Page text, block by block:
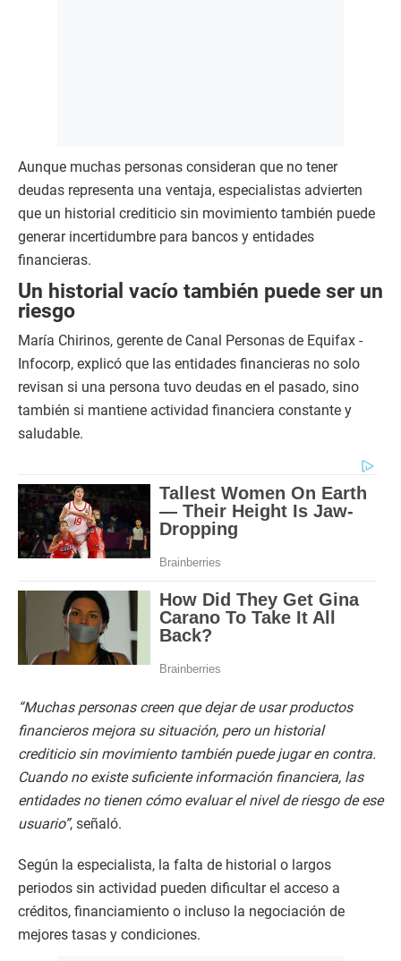
Aunque muchas personas consideran que no tener
deudas representa una ventaja, especialistas advierten
que un historial crediticio sin movimiento también puede
generar incertidumbre para bancos y entidades
financieras.
Un historial vacío también puede ser un
riesgo
María Chirinos, gerente de Canal Personas de Equifax -
Infocorp, explicó que las entidades financieras no solo
revisan si una persona tuvo deudas en el pasado, sino
también si mantiene actividad financiera constante y
saludable.
“Muchas personas creen que dejar de usar productos
financieros mejora su situación, pero un historial
crediticio sin movimiento también puede jugar en contra.
Cuando no existe suficiente información financiera, las
entidades no tienen cómo evaluar el nivel de riesgo de ese
usuario”, señaló.
Según la especialista, la falta de historial o largos
periodos sin actividad pueden dificultar el acceso a
créditos, financiamiento o incluso la negociación de
mejores tasas y condiciones.